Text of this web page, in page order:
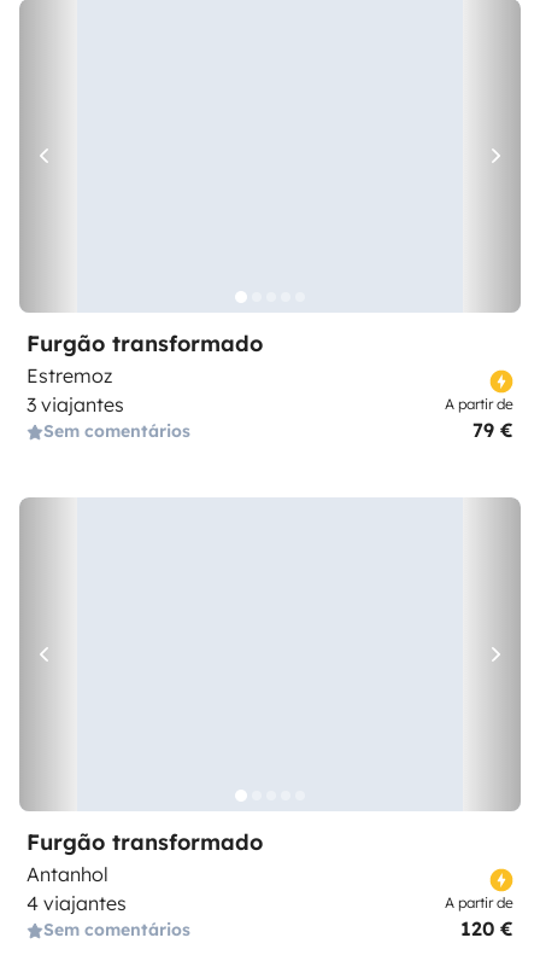
Furgão transformado
Estremoz
3 viajantes
Sem comentários
A partir de
79 €
Furgão transformado
Antanhol
4 viajantes
Sem comentários
A partir de
120 €